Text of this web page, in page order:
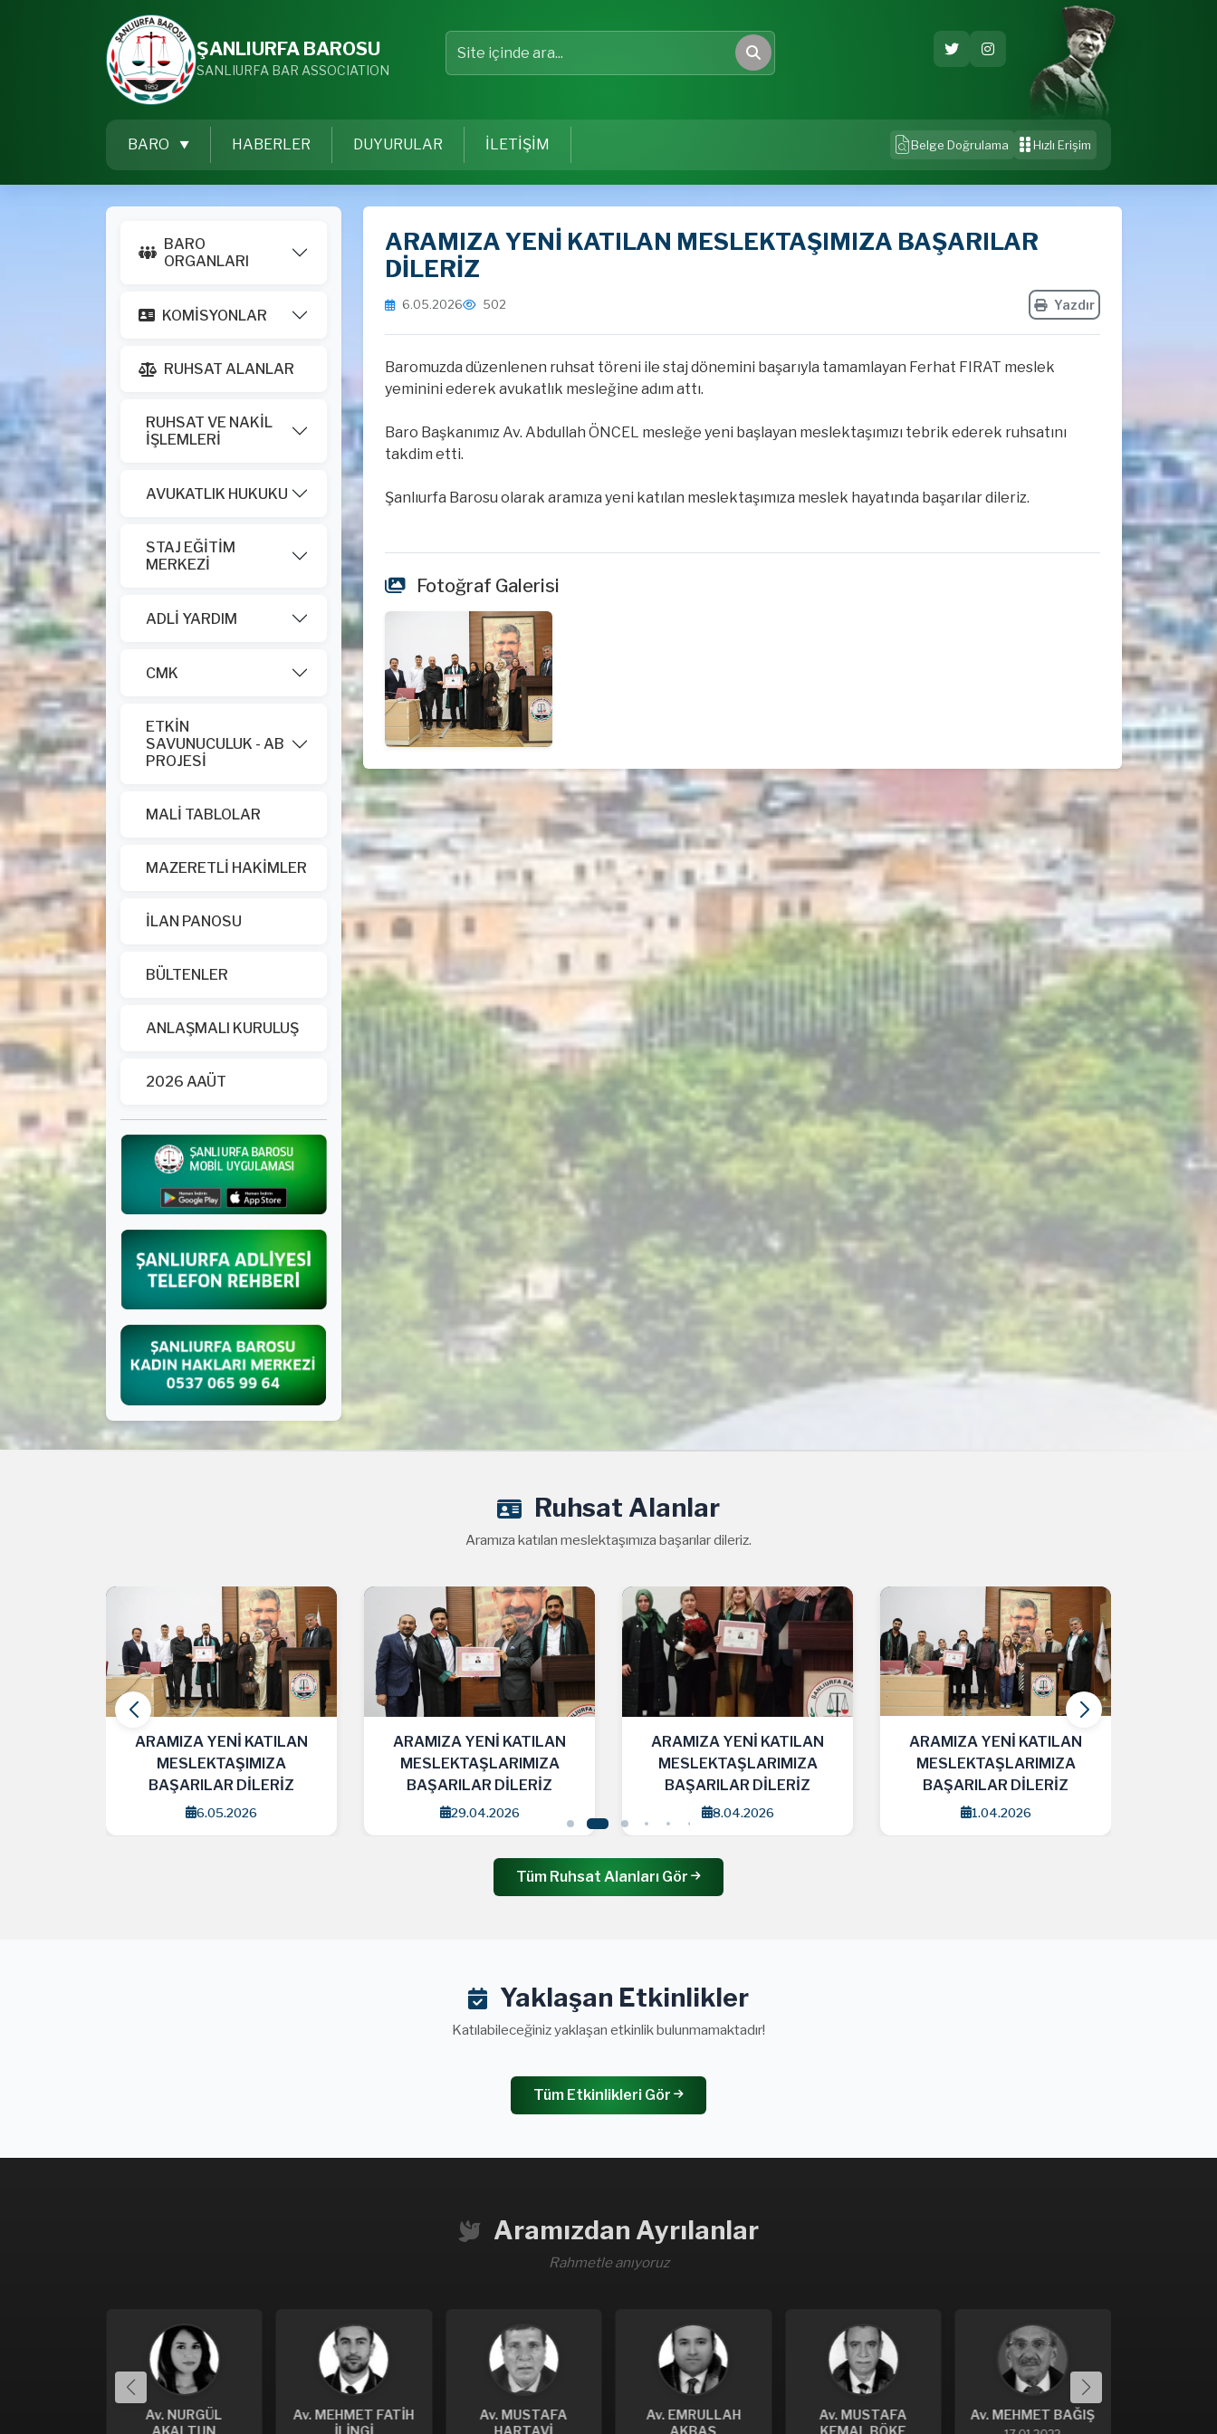
ŞANLIURFA BAROSU
SANLIURFA BAR ASSOCIATION
Site içinde ara
Ara
BARO HABERLER DUYURULAR İLETİŞİM Belge Doğrulama Hızlı Erişim
BARO
ORGANLARI
KOMİSYONLAR
RUHSAT ALANLAR
RUHSAT VE NAKİL
İŞLEMLERİ
AVUKATLIK HUKUKU
STAJ EĞİTİM
MERKEZİ
ADLİ YARDIM
CMK
ETKİN
SAVUNUCULUK - AB
PROJESİ
MALİ TABLOLAR
MAZERETLİ HAKİMLER
İLAN PANOSU
BÜLTENLER
ANLAŞMALI KURULUŞ
2026 AAÜT
ARAMIZA YENİ KATILAN MESLEKTAŞIMIZA BAŞARILAR
DİLERİZ
6.05.2026 502 Yazdır
Baromuzda düzenlenen ruhsat töreni ile staj dönemini başarıyla tamamlayan Ferhat FIRAT meslek
yeminini ederek avukatlık mesleğine adım attı.
Baro Başkanımız Av. Abdullah ÖNCEL mesleğe yeni başlayan meslektaşımızı tebrik ederek ruhsatını
takdim etti.
Şanlıurfa Barosu olarak aramıza yeni katılan meslektaşımıza meslek hayatında başarılar dileriz.
Fotoğraf Galerisi
Ruhsat Alanlar
Aramıza katılan meslektaşımıza başarılar dileriz.
ARAMIZA YENİ KATILAN
MESLEKTAŞLARIMIZA
BAŞARILAR DİLERİZ
29.04.2026
ARAMIZA YENİ KATILAN
MESLEKTAŞLARIMIZA
BAŞARILAR DİLERİZ
8.04.2026
ARAMIZA YENİ KATILAN
MESLEKTAŞLARIMIZA
BAŞARILAR DİLERİZ
1.04.2026
ARAMIZA YENİ KATILAN
MESLEKTAŞLARIMIZA
BAŞARILAR DİLERİZ
25.03.2026
Tüm Ruhsat Alanları Gör
Yaklaşan Etkinlikler
Katılabileceğiniz yaklaşan etkinlik bulunmamaktadır!
Tüm Etkinlikleri Gör
Aramızdan Ayrılanlar
Rahmetle anıyoruz
Av. MEHMET FATİH
Av. MUSTAFA
Av. EMRULLAH
Av. MUSTAFA
Av. MEHMET BAĞIŞ Av. HADİ KAYA